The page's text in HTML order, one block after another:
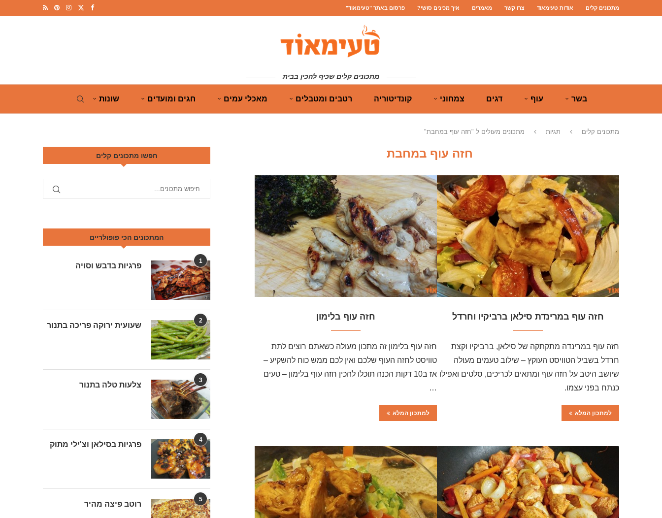
מתכונים קלים אודות טעימאוד צרו קשר מאמרים איך מכינים סושי? פרסום באתר "טעימאוד"
מתכונים קלים שכיף להכין בבית
בשר עוף דגים צמחוני קונדיטוריה רטבים ומטבלים מאכלי עמים חגים ומועדים שונות
מתכונים קלים תגיות מתכונים מעולים ל "חזה עוף במחבת"
חזה עוף במחבת
חזה עוף במרינדת סילאן ברביקיו וחרדל
חזה עוף במרינדה מתקתקה של סילאן, ברביקיו וקצת
חרדל בשביל הטוויסט העוקץ – שילוב טעמים מעולה
שיושב היטב על חזה עוף ומתאים לכריכים, סלטים ואפילו
כנתח בפני עצמו.
למתכון המלא
חזה עוף בלימון
חזה עוף בלימון זה מתכון מעולה כשאתם רוצים לתת
טוויסט לחזה העוף שלכם ואין לכם ממש כוח להשקיע –
אז ב10 דקות הכנה תוכלו להכין חזה עוף בלימון – טעים
…
למתכון המלא
חפשו מתכונים קלים
המתכונים הכי פופולריים
1
פרגיות בדבש וסויה
2
שעועית ירוקה פריכה בתנור
3
צלעות טלה בתנור
4
פרגיות בסילאן וצ'ילי מתוק
5
רוטב פיצה מהיר